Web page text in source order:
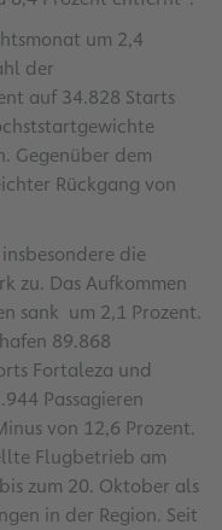
um 2,4
der
auf 34.828 Starts
Gegenüber dem
Rückgang von
die
zu. Das Aufkommen
sank um 2,1 Prozent.
89.868
Fortaleza und
Passagieren
von 12,6 Prozent.
Flugbetrieb am
zum 20. Oktober als
in der Region. Seit